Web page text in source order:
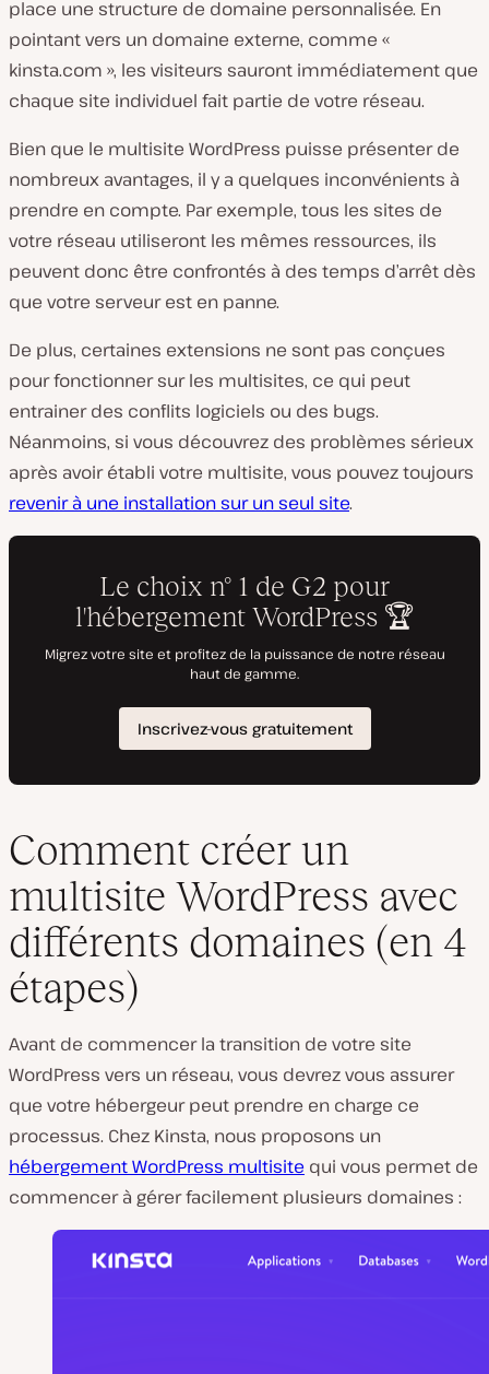
place une structure de domaine personnalisée. En
pointant vers un domaine externe, comme «
kinsta.com », les visiteurs sauront immédiatement que
chaque site individuel fait partie de votre réseau.
Bien que le multisite WordPress puisse présenter de
nombreux avantages, il y a quelques inconvénients à
prendre en compte. Par exemple, tous les sites de
votre réseau utiliseront les mêmes ressources, ils
peuvent donc être confrontés à des temps d’arrêt dès
que votre serveur est en panne.
De plus, certaines extensions ne sont pas conçues
pour fonctionner sur les multisites, ce qui peut
entrainer des conflits logiciels ou des bugs.
Néanmoins, si vous découvrez des problèmes sérieux
après avoir établi votre multisite, vous pouvez toujours
revenir à une installation sur un seul site.
Comment créer un
multisite WordPress avec
différents domaines (en 4
étapes)
Avant de commencer la transition de votre site
WordPress vers un réseau, vous devrez vous assurer
que votre hébergeur peut prendre en charge ce
processus. Chez Kinsta, nous proposons un
hébergement WordPress multisite qui vous permet de
commencer à gérer facilement plusieurs domaines :